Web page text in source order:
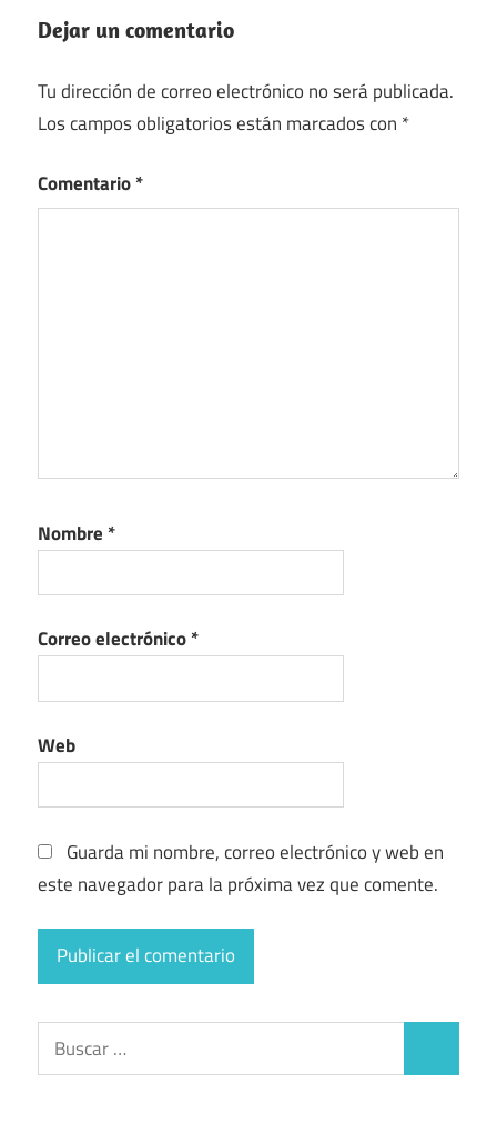
Dejar un comentario
Tu dirección de correo electrónico no será publicada.
Los campos obligatorios están marcados con *
Comentario*
Nombre *
Correo electrónico*
Web
Guarda mi nombre, correo electrónico y web en
este navegador para la próxima vez que comente.
Buscar: